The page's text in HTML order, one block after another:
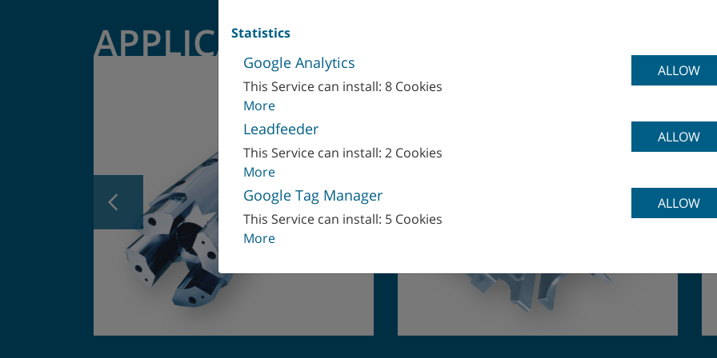
APPLICAZIONI PER LA
Navigation Previous
Statistics
Google Analytics
This Service can install: 8 Cookies
More
ALLOW
Leadfeeder
This Service can install: 2 Cookies
More
ALLOW
Google Tag Manager
This Service can install: 5 Cookies
More
ALLOW